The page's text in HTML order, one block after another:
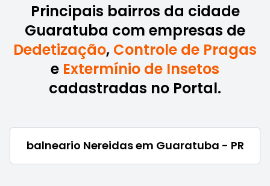
Principais bairros da cidade
Guaratuba com empresas de
Dedetização, Controle de Pragas
e Extermínio de Insetos
cadastradas no Portal.
balneario Nereidas em Guaratuba - PR